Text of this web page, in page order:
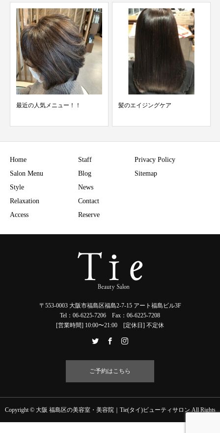
髪のエイジングケア 透け感カラー
Home
Salon Menu
Style
Relaxation
Access
Staff
Blog
News
Contact
Reserve
Privacy Policy
Sitemap
〒553-0003 大阪市福島区福島2-7-15 アート福島ビル3F
Tel：06-6225-7206 Fax：06-6225-7208
[営業時間] 10:00〜21:00 [定休日] 不定休
ご予約はこちら
Copyright © 大阪 福島区の美容室・美容院｜Tie(タイ)ビューティサロン All Rights